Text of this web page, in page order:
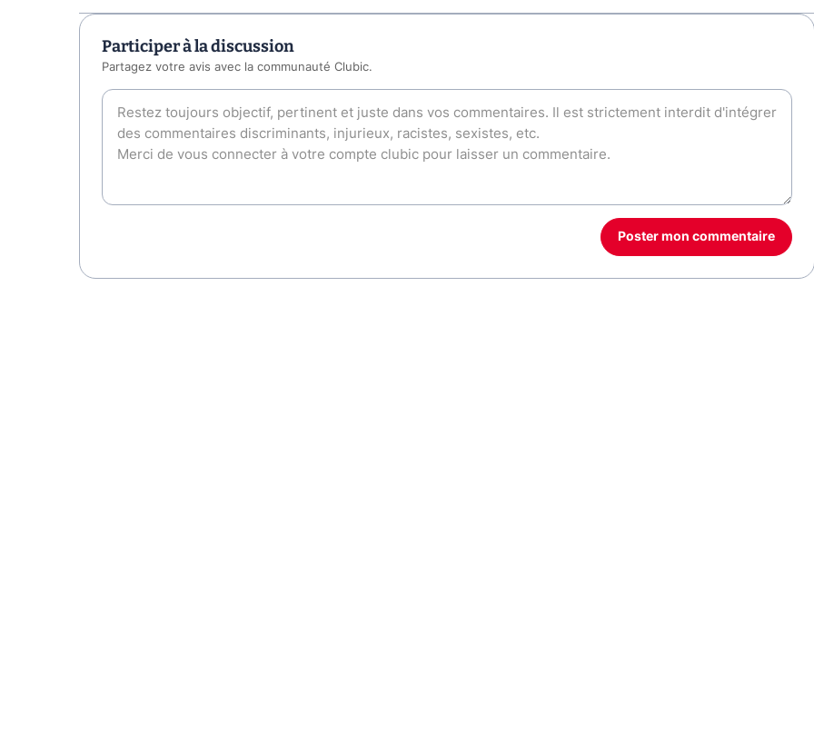
Participer à la discussion
Partagez votre avis avec la communauté Clubic.
Poster mon commentaire